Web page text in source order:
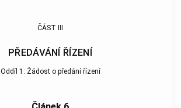
ČÁST III
PŘEDÁVÁNÍ ŘÍZENÍ
Oddíl 1: Žádost o předání řízení